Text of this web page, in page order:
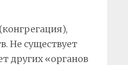
Не существует
других «органов